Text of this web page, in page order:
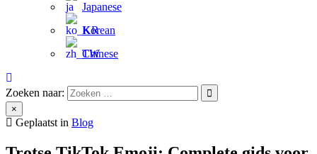
Japanese
Korean
Chinese
Zoeken naar:
×
Geplaatst in Blog